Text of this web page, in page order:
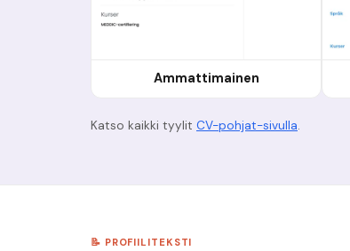
Ammattimainen
Katso kaikki tyylit CV-pohjat-sivulla.
📝 PROFIILITEKSTI